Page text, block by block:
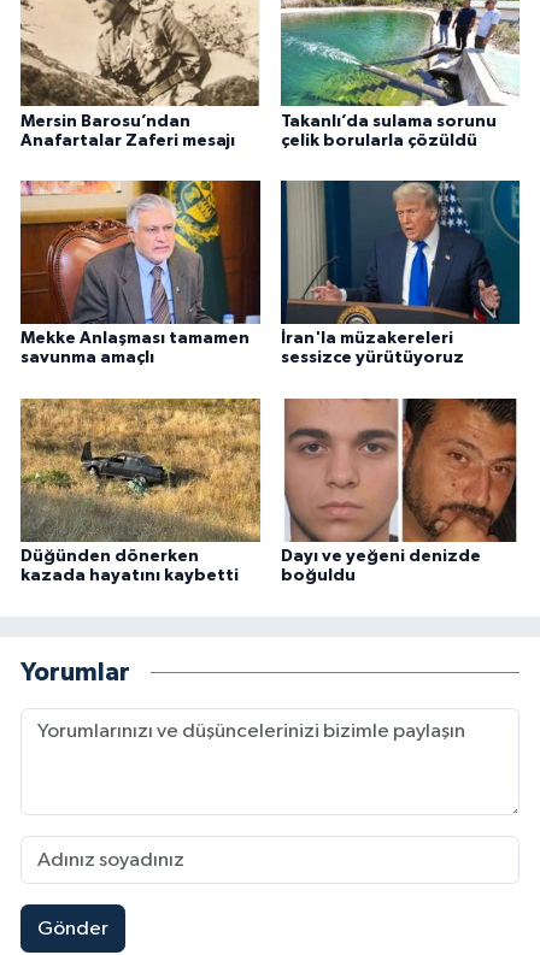
Mersin Barosu’ndan
Anafartalar Zaferi mesajı
Takanlı’da sulama sorunu
çelik borularla çözüldü
Mekke Anlaşması tamamen
savunma amaçlı
İran'la müzakereleri
sessizce yürütüyoruz
Düğünden dönerken
kazada hayatını kaybetti
Dayı ve yeğeni denizde
boğuldu
Yorumlar
Gönder